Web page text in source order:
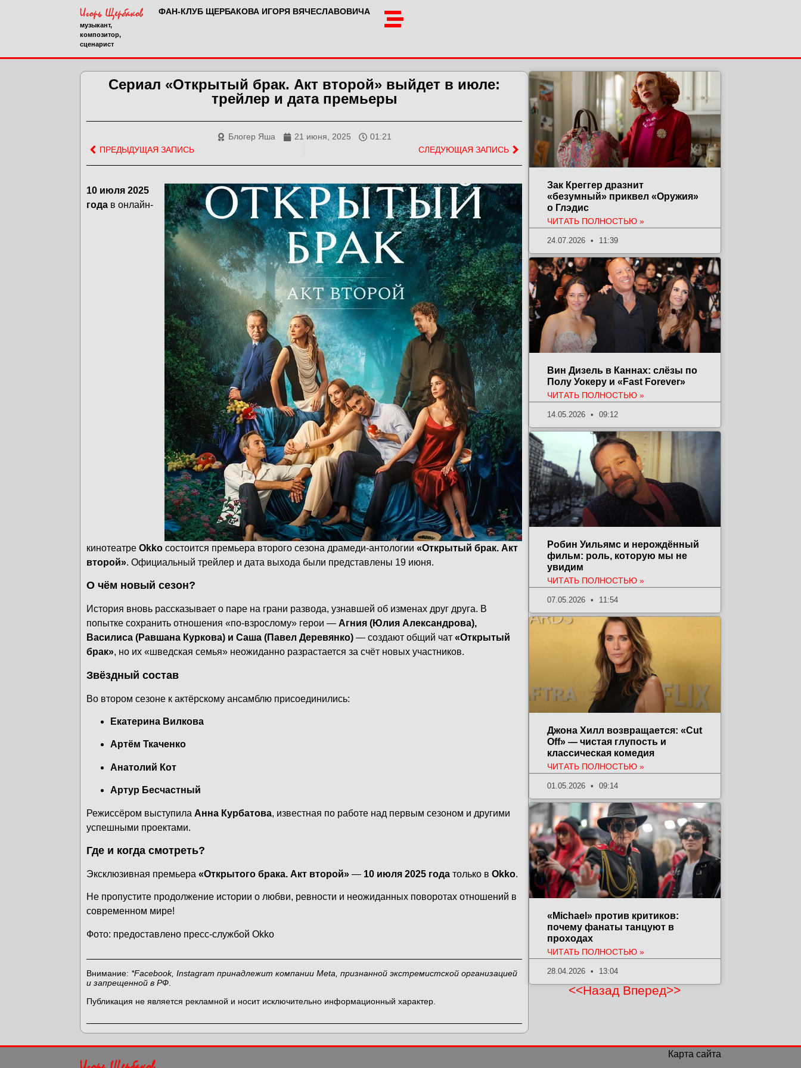
музыкант,
композитор,
сценарист
ФАН-КЛУБ ЩЕРБАКОВА ИГОРЯ ВЯЧЕСЛАВОВИЧА
Сериал «Открытый брак. Акт второй» выйдет в июле:
трейлер и дата премьеры
Блогер Яша 21 июня, 2025
01:21
ПРЕДЫДУЩАЯ ЗАПИСЬ
СЛЕДУЮЩАЯ ЗАПИСЬ
10 июля 2025
года в онлайн-
кинотеатреOkko состоится премьера второго сезона драмеди-антологии«Открытый брак. Акт
второй». Официальный трейлер и дата выхода были представлены 19 июня.
О чём новый сезон?
История вновь рассказывает о паре на грани развода, узнавшей об изменах друг друга. В
попытке сохранить отношения «по-взрослому» герои — Агния (Юлия Александрова),
Василиса (Равшана Куркова) и Саша (Павел Деревянко) — создают общий чат«Открытый
брак», но их «шведская семья» неожиданно разрастается за счёт новых участников.
Звёздный состав
Во втором сезоне к актёрскому ансамблю присоединились:
Екатерина Вилкова
Артём Ткаченко
Анатолий Кот
Артур Бесчастный
Режиссёром выступила Анна Курбатова, известная по работе над первым сезоном и другими
успешными проектами.
Где и когда смотреть?
Эксклюзивная премьера«Открытого брака. Акт второй» — 10 июля 2025 года только вOkko.
Не пропустите продолжение истории о любви, ревности и неожиданных поворотах отношений в
современном мире!
Фото: предоставлено пресс-службой Okko
Внимание: *Facebook, Instagram принадлежит компании Meta, признанной экстремистской организацией
и запрещенной в РФ
Публикация не является рекламной и носит исключительно информационный характер.
Зак Креггер дразнит
«безумный» приквел «Оружия»
о Глэдис
ЧИТАТЬ ПОЛНОСТЬЮ »
24.07.2026 11:39
Вин Дизель в Каннах: слёзы по
Полу Уокеру и «Fast Forever»
ЧИТАТЬ ПОЛНОСТЬЮ »
14.05.2026 09:12
Робин Уильямс и нерождённый
фильм: роль, которую мы не
увидим
ЧИТАТЬ ПОЛНОСТЬЮ »
07.05.2026 11:54
Джона Хилл возвращается: «Cut
Off» — чистая глупость и
классическая комедия
ЧИТАТЬ ПОЛНОСТЬЮ »
01.05.2026 09:14
«Michael» против критиков:
почему фанаты танцуют в
проходах
ЧИТАТЬ ПОЛНОСТЬЮ »
28.04.2026 13:04
<<Назад Вперед>>
Карта сайта